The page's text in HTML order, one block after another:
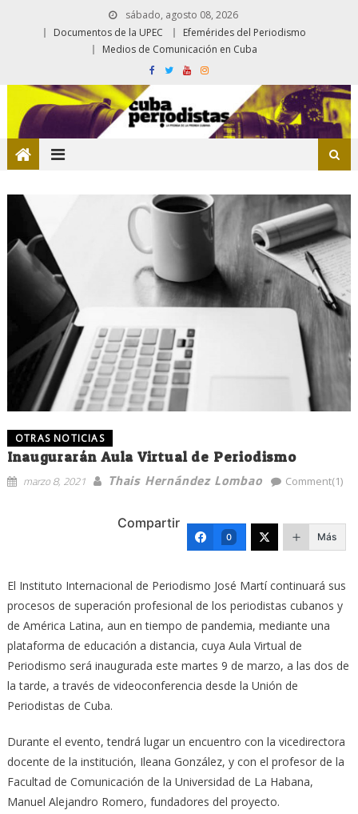
sábado, agosto 08, 2026
Documentos de la UPEC
Efemérides del Periodismo
Medios de Comunicación en Cuba
OTRAS NOTICIAS
Inaugurarán Aula Virtual de Periodismo
marzo 8, 2021 Thais Hernández Lombao Comment(1)
Compartir
0 Más
El Instituto Internacional de Periodismo José Martí continuará sus
procesos de superación profesional de los periodistas cubanos y
de América Latina, aun en tiempo de pandemia, mediante una
plataforma de educación a distancia, cuya Aula Virtual de
Periodismo será inaugurada este martes 9 de marzo, a las dos de
la tarde, a través de videoconferencia desde la Unión de
Periodistas de Cuba.
Durante el evento, tendrá lugar un encuentro con la vicedirectora
docente de la institución, Ileana González, y con el profesor de la
Facultad de Comunicación de la Universidad de La Habana,
Manuel Alejandro Romero, fundadores del proyecto.